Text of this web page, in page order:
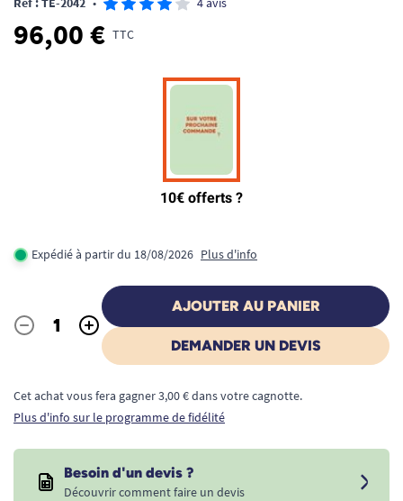
96,00 € TTC
Expédié à partir du 18/08/2026 Plus d'info
Quantité
- +
AJOUTER AU PANIER
DEMANDER UN DEVIS
Cet achat vous fera gagner 3,00 € dans votre cagnotte.
Plus d'info sur le programme de fidélité
Besoin d'un devis ?
Découvrir comment faire un devis